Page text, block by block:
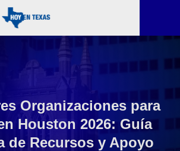
Organizaciones para
Houston 2026: Guía
de Recursos y Apoyo